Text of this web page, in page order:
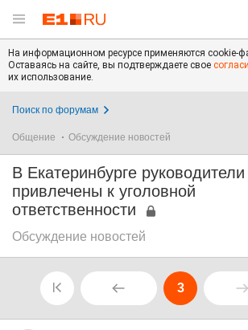
На информационном ресурсе применяются cookie-
Оставаясь на сайте, вы подтверждаете свое
их использование.
Поиск по форумам
Общение Обсуждение новостей
В Екатеринбурге
привлечены к уголовной
ответственности
Обсуждение новостей
3